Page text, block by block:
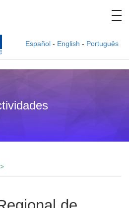
Español - English - Português